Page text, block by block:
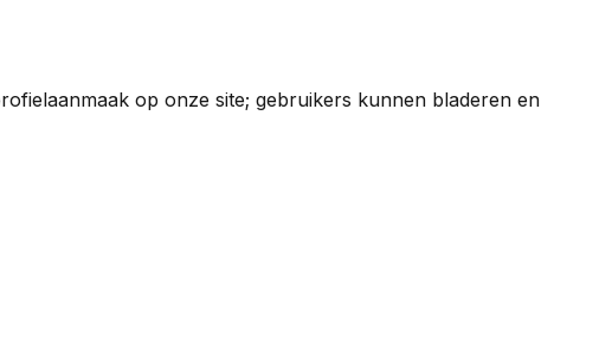
op onze site; gebruikers kunnen bladeren en